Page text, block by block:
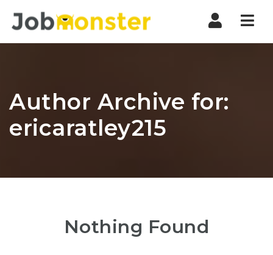
Author Archive for:
ericaratley215
Nothing Found